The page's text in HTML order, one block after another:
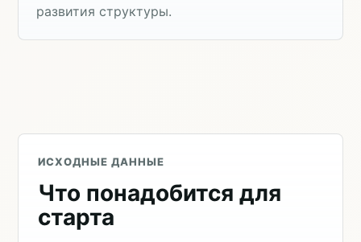
развития структуры.
ИСХОДНЫЕ ДАННЫЕ
Что понадобится для
старта